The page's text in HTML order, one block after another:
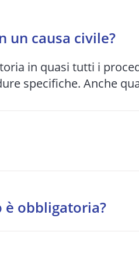
un causa civile?
in quasi tutti i
specifiche. Anche
è obbligatoria?